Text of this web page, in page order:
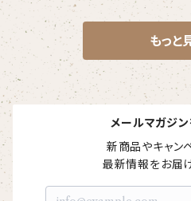
もっと
メールマガジ
新商品やキャン
最新情報をお届